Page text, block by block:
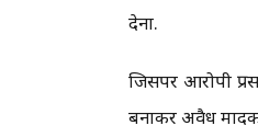
देना.
जिसपर आरोपी
बनाकर अवैध मादक